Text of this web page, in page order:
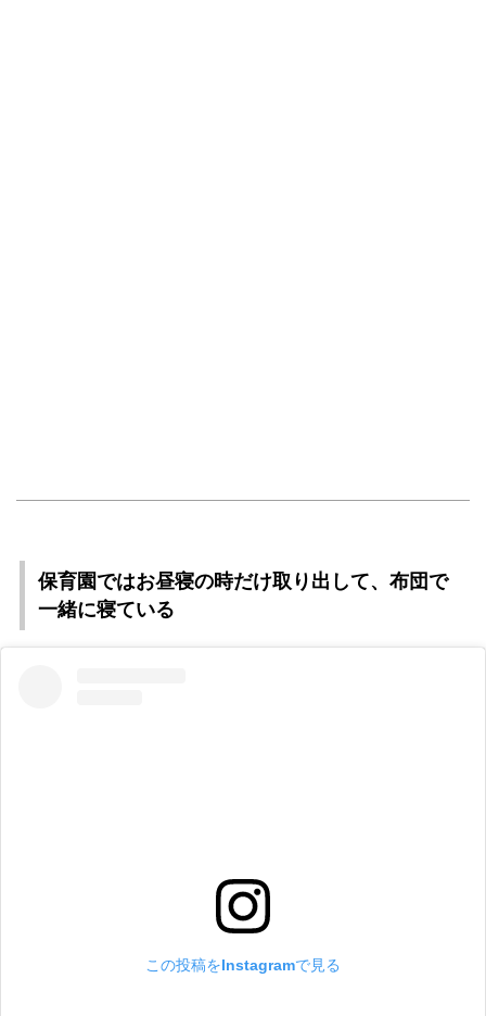
保育園ではお昼寝の時だけ取り出して、布団で
一緒に寝ている
この投稿をInstagramで見る